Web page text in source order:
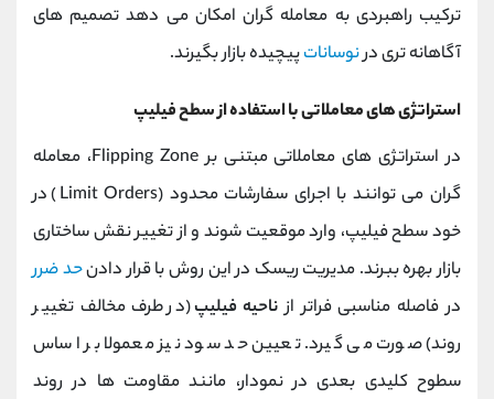
ترکیب راهبردی به معامله ‌گران امکان می‌ دهد تصمیم‌ های
آگاهانه ‌تری درنوساناتپیچیده بازار بگیرند.
استراتژی های معاملاتی با استفاده از سطح فیلیپ
در استراتژی ‌های معاملاتی مبتنی بر Flipping Zone، معامله‌
گران می ‌توانند با اجرای سفارشات محدود (Limit Orders) در
خود سطح فیلیپ، وارد موقعیت شوند و از تغییر نقش ساختاری
بازار بهره ببرند. مدیریت ریسک در این روش با قرار دادنحد ضرر
در فاصله مناسبی فراتر ازناحیه فیلیپ(در طرف مخالف تغییر
روند) صورت می گیرد. تعیین حد سود نیز معمولا بر اساس
سطوح کلیدی بعدی در نمودار، مانند مقاومت ‌ها در روند